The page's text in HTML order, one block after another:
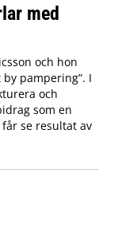
med
och hon
pampering”. I
och
som en
se resultat av